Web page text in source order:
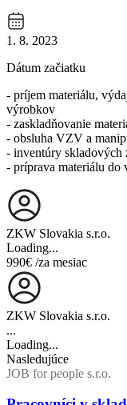
1. 8. 2023
Dátum začiatku
- príjem materiálu,
výrobkov
- zaskladňovanie
- obsluha VZV a
- inventúry skladových
- príprava materiálu do
ZKW Slovakia s.r.o.
Loading...
990€ /za mesiac
ZKW Slovakia s.r.o.
...
Loading...
Nasledujúce
JOB for people s.r.o.